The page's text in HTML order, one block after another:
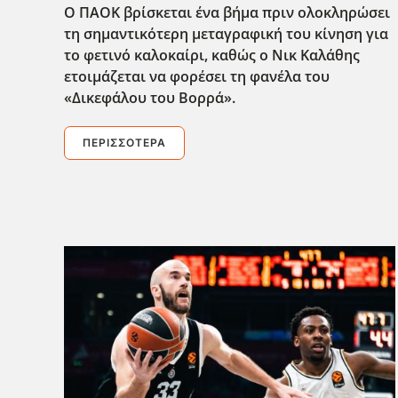
Ο ΠΑΟΚ βρίσκεται ένα βήμα πριν ολοκληρώσει
τη σημαντικότερη μεταγραφική του κίνηση για
το φετινό καλοκαίρι, καθώς ο Νικ Καλάθης
ετοιμάζεται να φορέσει τη φανέλα του
«Δικεφάλου του Βορρά».
ΠΕΡΙΣΣΌΤΕΡΑ